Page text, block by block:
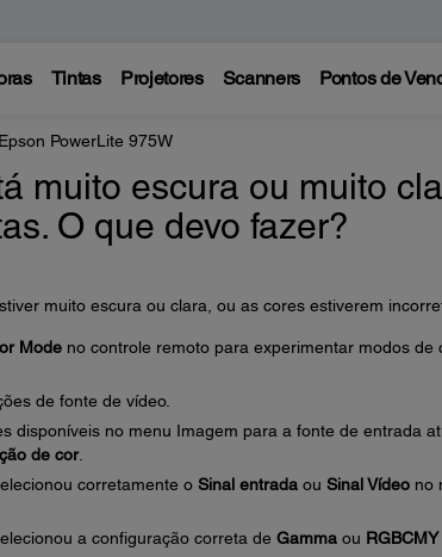
Tintas Projetores Scanners Pontos de
Epson PowerLite 975W
muito escura ou muito
O que devo fazer?
muito escura ou clara, ou as cores estiverem
Modeno controle remoto para experimentar modos de
de fonte de vídeo.
disponíveis no menu Imagem para a fonte de entrada
de cor.
corretamente o Sinal entradaou Sinal Vídeono
a configuração correta de Gammaou RGBCMY